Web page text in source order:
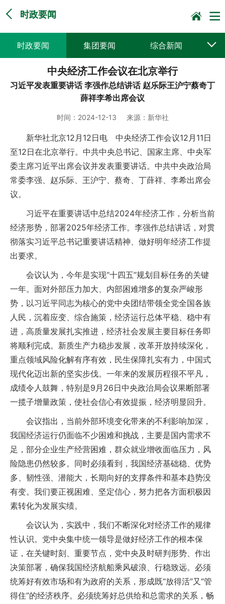
时政要闻
时政要闻 集团要闻 综合新闻
媒体聚焦 党建动态 普遍服务
企业文化
中央经济工作会议在北京举行
习近平发表重要讲话 李强作总结讲话 赵乐际王沪宁蔡奇丁
薛祥李希出席会议
时间： 2024-12-13 来源： 新华社
新华社北京12月12日电 中央经济工作会议12月11日
至12日在北京举行。中共中央总书记、国家主席、中央军
委主席习近平出席会议并发表重要讲话。中共中央政治局
常委李强、赵乐际、王沪宁、蔡奇、丁薛祥、李希出席会
议。
习近平在重要讲话中总结2024年经济工作，分析当前
经济形势，部署2025年经济工作。李强作总结讲话，对贯
彻落实习近平总书记重要讲话精神、做好明年经济工作提
出要求。
会议认为，今年是实现“十四五”规划目标任务的关键
一年。面对外部压力加大、内部困难增多的复杂严峻形
势，以习近平同志为核心的党中央团结带领全党全国各族
人民，沉着应变、综合施策，经济运行总体平稳、稳中有
进，高质量发展扎实推进，经济社会发展主要目标任务即
将顺利完成。新质生产力稳步发展，改革开放持续深化，
重点领域风险化解有序有效，民生保障扎实有力，中国式
现代化迈出新的坚实步伐。一年来的发展历程很不平凡，
成绩令人鼓舞，特别是9月26日中央政治局会议果断部署
一揽子增量政策，使社会信心有效提振，经济明显回升。
会议指出，当前外部环境变化带来的不利影响加深，
我国经济运行仍面临不少困难和挑战，主要是国内需求不
足，部分企业生产经营困难，群众就业增收面临压力，风
险隐患仍然较多。同时必须看到，我国经济基础稳、优势
多、韧性强、潜能大，长期向好的支撑条件和基本趋势没
有变。我们要正视困难、坚定信心，努力把各方面积极因
素转化为发展实绩。
会议认为，实践中，我们不断深化对经济工作的规律
性认识。党中央集中统一领导是做好经济工作的根本保
证，在关键时刻、重要节点，党中央及时研判形势、作出
决策部署，确保我国经济航船乘风破浪、行稳致远。必须
统筹好有效市场和有为政府的关系，形成既“放得活”又“管
得住”的经济秩序。必须统筹好总供给和总需求的关系，畅